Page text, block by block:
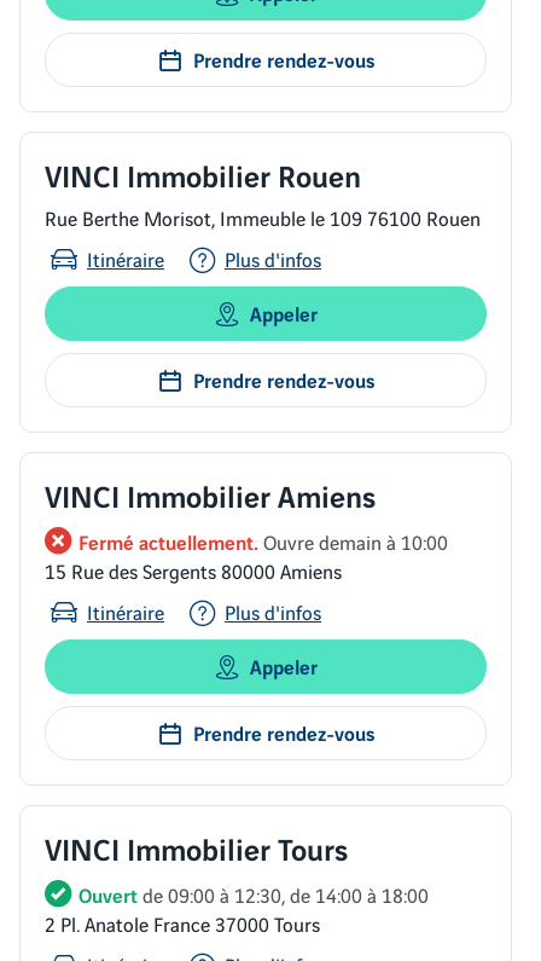
Prendre rendez-vous
VINCI Immobilier Rouen
Rue Berthe Morisot, Immeuble le 109 76100 Rouen
Itinéraire
Plus d'infos
Appeler
Prendre rendez-vous
VINCI Immobilier Amiens
Fermé actuellement. Ouvre demain à 10:00
15 Rue des Sergents 80000 Amiens
Itinéraire
Plus d'infos
Appeler
Prendre rendez-vous
VINCI Immobilier Tours
Ouvertde 09:00 à 12:30, de 14:00 à 18:00
2 Pl. Anatole France 37000 Tours